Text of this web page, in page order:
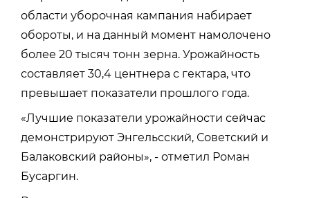
области уборочная кампания набирает
обороты, и на данный момент намолочено
более 20 тысяч тонн зерна. Урожайность
составляет 30,4 центнера с гектара, что
превышает показатели прошлого года.
«Лучшие показатели урожайности сейчас
демонстрируют Энгельсский, Советский и
Балаковский районы», - отметил Роман
Бусаргин.